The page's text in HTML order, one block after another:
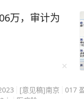
，用“三个一”精
“学会正确的学
岁荣登福布斯精
都很小心，在
是能绕就绕。
党每逢选举就
等于是直接把
子，站在选举
万，审计为
[意见稿]南京 017